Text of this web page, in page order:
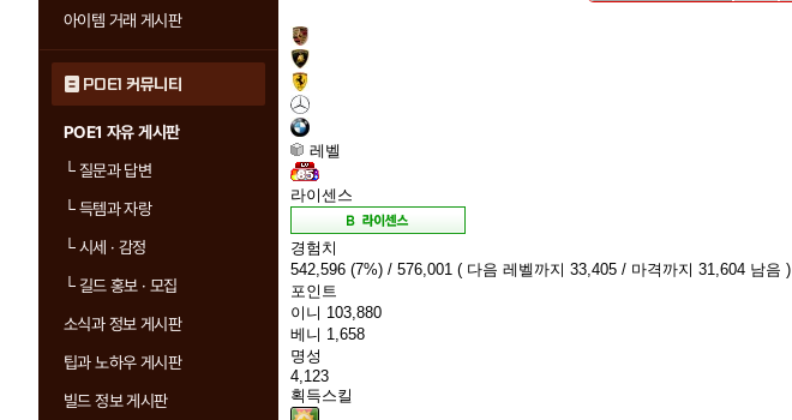
아이템 거래 게시판
POE1 커뮤니티
POE1 자유 게시판
└질문과 답변
└득템과 자랑
└시세 · 감정
└길드 홍보 · 모집
소식과 정보 게시판
팁과 노하우 게시판
빌드 정보 게시판
레벨
라이센스
경험치
542,596 (7%) / 576,001 ( 다음 레벨까지 33,405 / 마격까지 31,604 남음 )
포인트
이니 103,880
베니 1,658
명성
4,123
획득스킬